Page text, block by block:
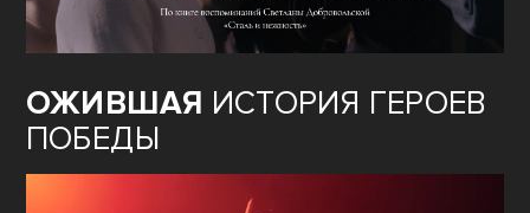
ОЖИВШАЯ ИСТОРИЯ ГЕРОЕВ
ПОБЕДЫ